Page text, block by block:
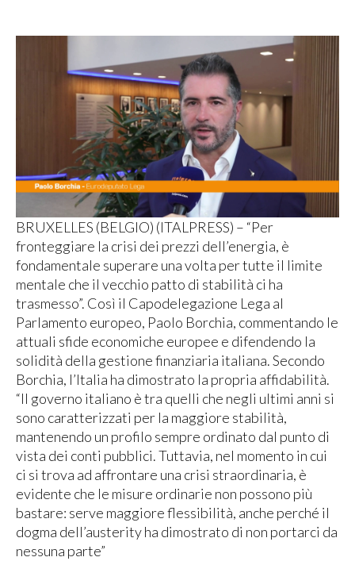
BRUXELLES (BELGIO) (ITALPRESS) – “Per
fronteggiare la crisi dei prezzi dell’energia, è
fondamentale superare una volta per tutte il limite
mentale che il vecchio patto di stabilità ci ha
trasmesso”. Così il Capodelegazione Lega al
Parlamento europeo, Paolo Borchia, commentando le
attuali sfide economiche europee e difendendo la
solidità della gestione finanziaria italiana. Secondo
Borchia, l’Italia ha dimostrato la propria affidabilità.
“Il governo italiano è tra quelli che negli ultimi anni si
sono caratterizzati per la maggiore stabilità,
mantenendo un profilo sempre ordinato dal punto di
vista dei conti pubblici. Tuttavia, nel momento in cui
ci si trova ad affrontare una crisi straordinaria, è
evidente che le misure ordinarie non possono più
bastare: serve maggiore flessibilità, anche perché il
dogma dell’austerity ha dimostrato di non portarci da
nessuna parte”